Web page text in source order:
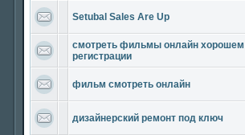
Setubal Sales Are Up
смотреть фильмы онлайн хорошем
регистрации
фильм смотреть онлайн
дизайнерский ремонт под ключ